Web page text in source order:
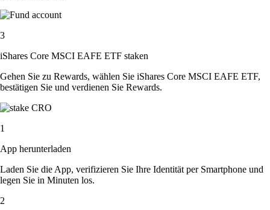
3
iShares Core MSCI EAFE ETF staken
Gehen Sie zu Rewards, wählen Sie iShares Core MSCI EAFE ETF,
bestätigen Sie und verdienen Sie Rewards.
1
App herunterladen
Laden Sie die App, verifizieren Sie Ihre Identität per Smartphone und
legen Sie in Minuten los.
2